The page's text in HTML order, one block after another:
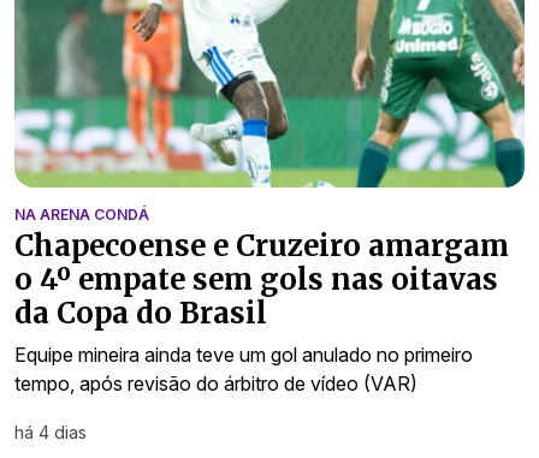
NA ARENA CONDÁ
Chapecoense e Cruzeiro amargam
o 4º empate sem gols nas oitavas
da Copa do Brasil
Equipe mineira ainda teve um gol anulado no primeiro
tempo, após revisão do árbitro de vídeo (VAR)
há 4 dias